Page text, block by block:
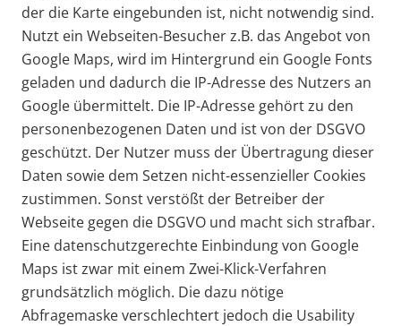
der die Karte eingebunden ist, nicht notwendig sind.
Nutzt ein Webseiten-Besucher z.B. das Angebot von
Google Maps, wird im Hintergrund ein Google Fonts
geladen und dadurch die IP-Adresse des Nutzers an
Google übermittelt. Die IP-Adresse gehört zu den
personenbezogenen Daten und ist von der DSGVO
geschützt. Der Nutzer muss der Übertragung dieser
Daten sowie dem Setzen nicht-essenzieller Cookies
zustimmen. Sonst verstößt der Betreiber der
Webseite gegen die DSGVO und macht sich strafbar.
Eine datenschutzgerechte Einbindung von Google
Maps ist zwar mit einem Zwei-Klick-Verfahren
grundsätzlich möglich. Die dazu nötige
Abfragemaske verschlechtert jedoch die Usability